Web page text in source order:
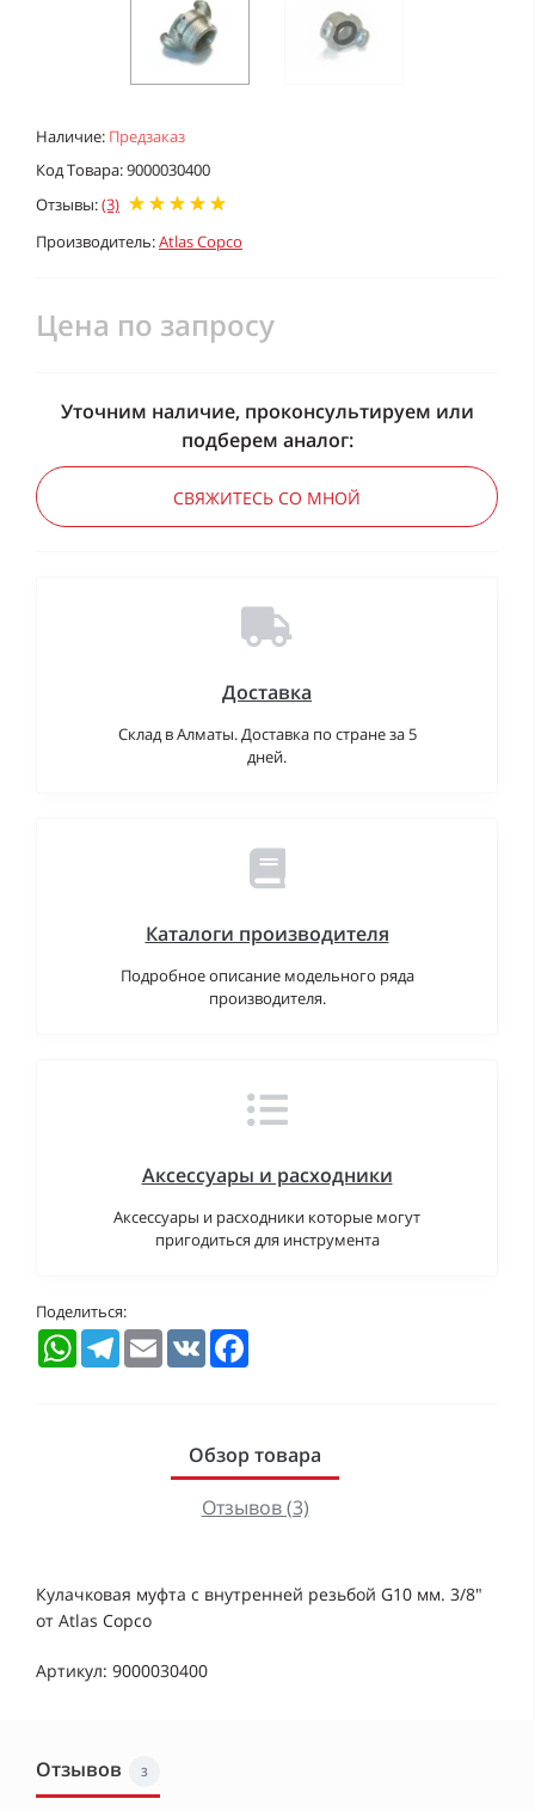
Наличие: Предзаказ
Код Товара: 9000030400
Отзывы:(3)
Производитель:Atlas Copco
Цена по запросу
Уточним наличие, проконсультируем или
подберем аналог:
СВЯЖИТЕСЬ СО МНОЙ
Доставка
Склад в Алматы. Доставка по стране за 5
дней.
Каталоги производителя
Подробное описание модельного ряда
производителя.
Аксессуары и расходники
Аксессуары и расходники которые могут
пригодиться для инструмента
Поделиться:
WhatsAppTelegramEmail VK
Обзор товара
Отзывов (3)
Кулачковая муфта с внутренней резьбой G10 мм. 3/8"
от Atlas Copco
Артикул: 9000030400
Отзывов 3